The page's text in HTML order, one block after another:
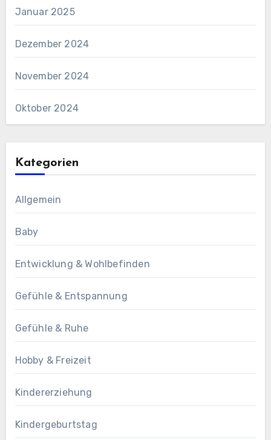
Januar 2025
Dezember 2024
November 2024
Oktober 2024
Kategorien
Allgemein
Baby
Entwicklung & Wohlbefinden
Gefühle & Entspannung
Gefühle & Ruhe
Hobby & Freizeit
Kindererziehung
Kindergeburtstag